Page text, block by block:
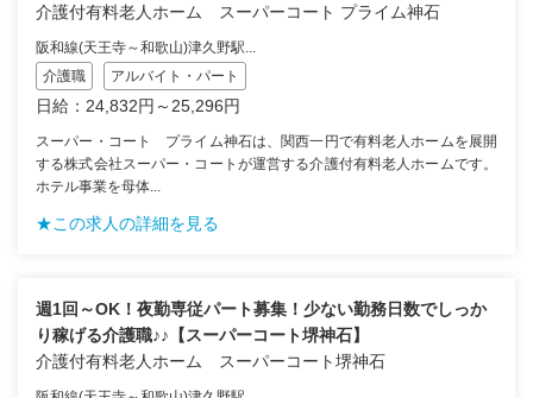
介護付有料老人ホーム スーパーコート プライム神石
阪和線(天王寺～和歌山)津久野駅...
介護職
アルバイト・パート
日給：24,832円～25,296円
スーパー・コート プライム神石は、関西一円で有料老人ホームを展開
する株式会社スーパー・コートが運営する介護付有料老人ホームです。
ホテル事業を母体...
★この求人の詳細を見る
週1回～OK！夜勤専従パート募集！少ない勤務日数でしっか
り稼げる介護職♪♪【スーパーコート堺神石】
介護付有料老人ホーム スーパーコート堺神石